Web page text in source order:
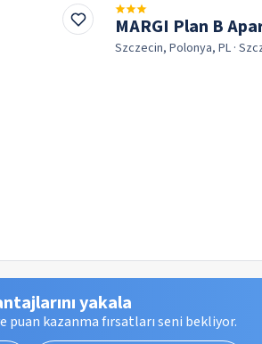
MARGI Plan B
Szczecin, Polonya, PL ·
yakala
kazanma fırsatları seni bekliyor.